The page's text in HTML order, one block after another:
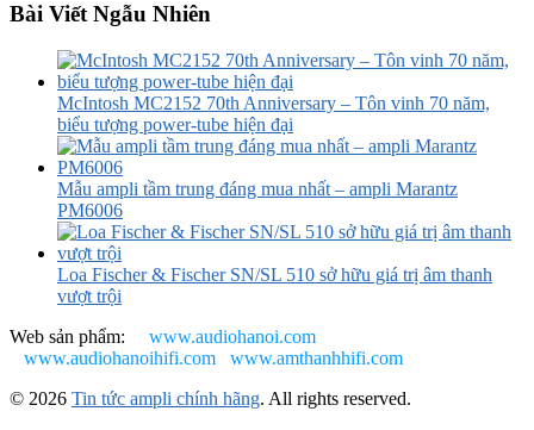
Bài Viết Ngẫu Nhiên
McIntosh MC2152 70th Anniversary – Tôn vinh 70 năm,
biểu tượng power-tube hiện đại
Mẫu ampli tầm trung đáng mua nhất – ampli Marantz
PM6006
Loa Fischer & Fischer SN/SL 510 sở hữu giá trị âm thanh
vượt trội
Web sản phẩm: www.audiohanoi.com
www.audiohanoihifi.com
www.amthanhhifi.com
© 2026 Tin tức ampli chính hãng. All rights reserved.